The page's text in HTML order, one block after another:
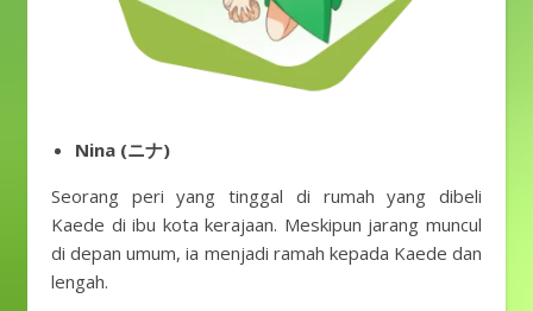
Nina (ニナ)
Seorang peri yang tinggal di rumah yang dibeli
Kaede di ibu kota kerajaan. Meskipun jarang muncul
di depan umum, ia menjadi ramah kepada Kaede dan
lengah.